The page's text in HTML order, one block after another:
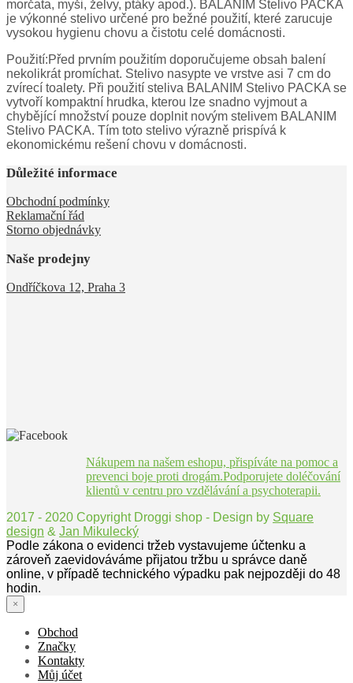
morčata, myši, želvy, ptáky apod.). BALANIM Stelivo PACKA
je výkonné stelivo určené pro bežné použití, které zarucuje
vysokou hygienu chovu a čistotu celé domácnosti.
Použití:Před prvním použitím doporučujeme obsah balení
nekolikrát promíchat. Stelivo nasypte ve vrstve asi 7 cm do
zvírecí toalety. Při použití steliva BALANIM Stelivo PACKA se
vytvoří kompaktní hrudka, kterou lze snadno vyjmout a
chybějící množství pouze doplnit novým stelivem BALANIM
Stelivo PACKA. Tím toto stelivo výrazně prispívá k
ekonomickému rešení chovu v domácnosti.
Důležité informace
Obchodní podmínky
Reklamační řád
Storno objednávky
Naše prodejny
Ondříčkova 12, Praha 3
Nákupem na našem eshopu, přispíváte na pomoc a
prevenci boje proti drogám.Podporujete doléčování
klientů v centru pro vzdělávání a psychoterapii.
2017 - 2020 Copyright Droggi shop - Design by Square
design & Jan Mikulecký
Podle zákona o evidenci tržeb vystavujeme účtenku a
zároveň zaevidováváme přijatou tržbu u správce daně
online, v případě technického výpadku pak nejpozději do 48
hodin.
×
Obchod
Značky
Kontakty
Můj účet